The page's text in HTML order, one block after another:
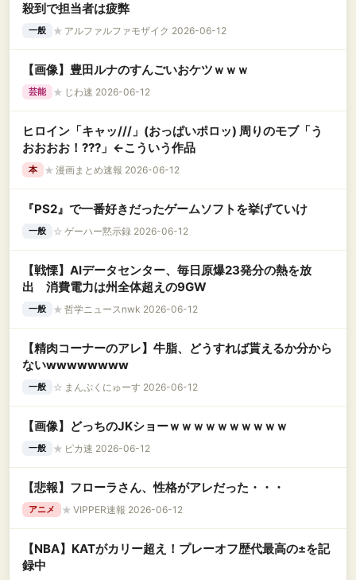
殺到で担当者は疲弊
一般 ★ アルファルファモザイク 2026-06-12
【画像】豊田ルナのすんごいおケツｗｗｗ
芸能 ★ じわ速 2026-06-12
ヒロイン「キャッ///」(おっぱいポロッ) 周りのモブ「う
おおおお！???」←こういう作品
本 ★ 漫画まとめ速報 2026-06-12
『PS2』で一番好きだったゲームソフトを挙げていけ
一般 ☆ ゲーハー黙示録 2026-06-12
【戦慄】AIデータセンター、毎日原爆23発分の熱を放
出 消費電力は州全体超えの9GW
一般 ★ 哲学ニュースnwk 2026-06-12
【精肉コーナーのアレ】牛脂、どうすれば貰えるか分から
ないwwwwwwww
一般 ☆ まんぷくにゅーす 2026-06-12
【画像】どっちのJKショーｗｗｗｗｗｗｗｗｗｗ
一般 ★ ピカ速 2026-06-12
【悲報】フローラさん、性格がアレだった・・・
アニメ ★ VIPPER速報 2026-06-12
【NBA】KATがカリー超え！プレーオフ歴代最高の±を記
録中